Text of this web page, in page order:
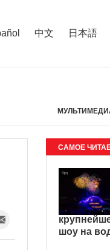
中文 日本語
САМОЕ
шоу на